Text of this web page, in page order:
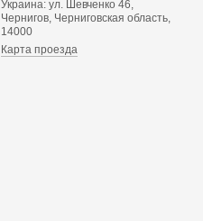
Украина: ул. Шевченко 46,
Чернигов, Черниговская область,
14000
Карта проезда